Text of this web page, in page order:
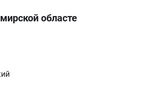
областе